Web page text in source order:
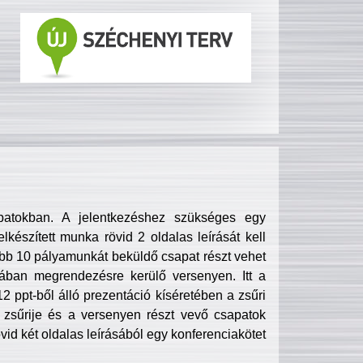
A jelentkezéshez szükséges egy
munka rövid 2 oldalas leírását kell
10 pályamunkát beküldő csapat részt vehet
megrendezésre kerülő versenyen. Itt a
ppt-ből álló prezentáció kíséretében a zsűri
és a versenyen részt vevő csapatok
két oldalas leírásából egy konferenciakötet